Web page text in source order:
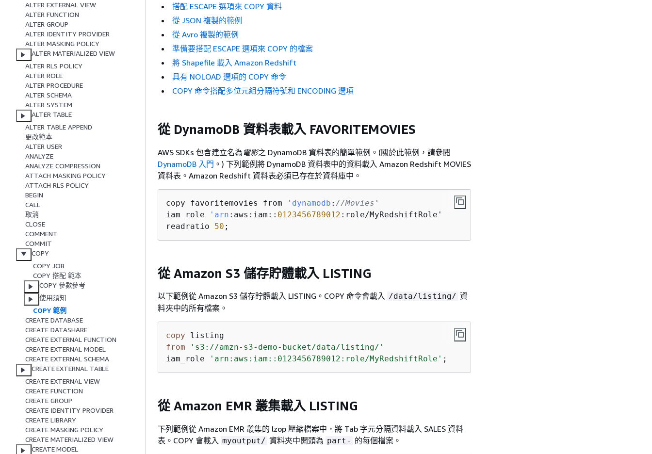
ALTER EXTERNAL VIEW
ALTER FUNCTION
ALTER GROUP
ALTER IDENTITY PROVIDER
ALTER MASKING POLICY
ALTER MATERIALIZED VIEW
ALTER RLS POLICY
ALTER ROLE
ALTER PROCEDURE
ALTER SCHEMA
ALTER SYSTEM
ALTER TABLE
ALTER TABLE APPEND
更改範本
ALTER USER
ANALYZE
ANALYZE COMPRESSION
ATTACH MASKING POLICY
ATTACH RLS POLICY
BEGIN
CALL
取消
CLOSE
COMMENT
COMMIT
COPY
COPY JOB
COPY 搭配 範本
COPY 參數參考
使用須知
COPY 範例
CREATE DATABASE
CREATE DATASHARE
CREATE EXTERNAL FUNCTION
CREATE EXTERNAL MODEL
CREATE EXTERNAL SCHEMA
CREATE EXTERNAL TABLE
CREATE EXTERNAL VIEW
CREATE FUNCTION
CREATE GROUP
CREATE IDENTITY PROVIDER
CREATE LIBRARY
CREATE MASKING POLICY
CREATE MATERIALIZED VIEW
CREATE MODEL
搭配 ESCAPE 選項來 COPY 資料
從 JSON 複製的範例
從 Avro 複製的範例
準備要搭配 ESCAPE 選項來 COPY 的檔案
將 Shapefile 載入 Amazon Redshift
具有 NOLOAD 選項的 COPY 命令
COPY 命令搭配多位元組分隔符號和 ENCODING 選項
從 DynamoDB 資料表載入 FAVORITEMOVIES
AWS SDKs 包含建立名為 電影之 DynamoDB 資料表的簡單範例。(關於此範例，請參閱
DynamoDB 入門 。) 下列範例將 DynamoDB 資料表中的資料載入 Amazon Redshift MOVIES
資料表。Amazon Redshift 資料表必須已存在於資料庫中。
copy favoritemovies from 'dynamodb : //Movies'
iam_role
'arn :aws:iam:: 0123456789012 :role/MyRedshiftRole'
readratio 50 ;
從 Amazon S3 儲存貯體載入 LISTING
以下範例從 Amazon S3 儲存貯體載入 LISTING。COPY 命令會載入 /data/listing/ 資
料夾中的所有檔案。
copy listing
from
's3://amzn-s3-demo-bucket/data/listing/'
iam_role
'arn:aws:iam::0123456789012:role/MyRedshiftRole' ;
從 Amazon EMR 叢集載入 LISTING
下列範例從 Amazon EMR 叢集的 lzop 壓縮檔案中，將 Tab 字元分隔資料載入 SALES 資料
表。COPY 會載入 myoutput/ 資料夾中開頭為 part- 的每個檔案。